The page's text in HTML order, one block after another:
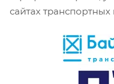
сайтах